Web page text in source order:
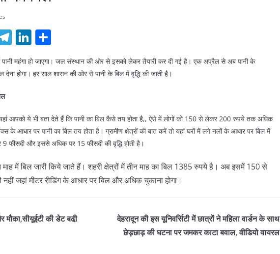
T
el
e
m
Li
n
k
n
ar
महंगा हो जाएगा। जल संस्थान की ओर से इसको लेकर तैयारी कर दी गई है। एक अप्रैल से अब पानी के
देना होगा। हर साल शासन की ओर से पानी के बिल में वृद्धि की जाती है।
यहां आपको ये भी बता देते हैं कि पानी का बिल कैसे तय होता है,, ऐसे में लोगों को 150 से लेकर 200 रुपये तक अधिक
के आधार पर पानी का बिल तय होता है। ग्रामीण क्षेत्रों की बात करें तो यहां घरों में लगे नलों के आधार पर बिल में
9 फीसदी और इससे अधिक पर 15 फीसदी की वृद्धि होती है।
में बिल जारी किये जाते हैं। शहरी क्षेत्रों में तीन माह का बिल 1385 रुपये है। अब इसमें 150 से
जहां मीटर रीडिंग के आधार पर बिल और अधिक चुकाना होगा।
की डेट बढी़
देहरादून की इस यूनिवर्सिटी में छात्रों ने महिला वार्डन के साथ
छेड़छाड़ की घटना पर जमकर काटा बवाल, वीडियो वायरल